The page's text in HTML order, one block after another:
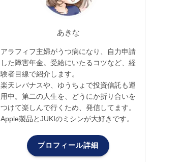
あきな
アラフィフ主婦がうつ病になり、自力申請
した障害年金。受給にいたるコツなど、経
験者目線で紹介します。
楽天レバナスや、ゆうちょで投資信託も運
用中。第二の人生を、どうにか折り合いを
つけて楽しんで行くため、発信してます。
Apple製品とJUKIのミシンが大好きです。
プロフィール詳細